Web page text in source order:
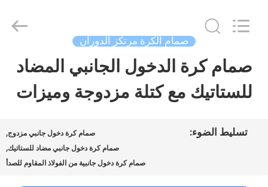
المنزل
صمام الكرة مرتكز الدوران
صمام كرة الدخول الجانبي المضاد
للستاتيك مع كتلة مزدوجة وميزات
تسليط الضوء: صمام كرة دخول جانبي مزدوج,
صمام كرة دخول جانبي مضاد للستاتيك,
صمام كرة دخول جانبية من الفولاذ المقاوم للصدأ